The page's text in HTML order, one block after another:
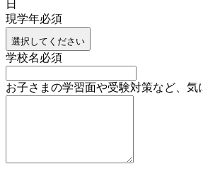
日
現学年必須
選択してください
学校名必須
お子さまの学習面や受験対策など、気